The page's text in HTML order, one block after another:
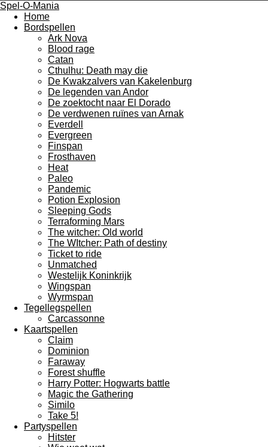
Spel-O-Mania
Home
Bordspellen
Ark Nova
Blood rage
Catan
Cthulhu: Death may die
De Kwakzalvers van Kakelenburg
De legenden van Andor
De zoektocht naar El Dorado
De verdwenen ruïnes van Arnak
Everdell
Evergreen
Finspan
Frosthaven
Heat
Paleo
Pandemic
Potion Explosion
Sleeping Gods
Terraforming Mars
The witcher: Old world
The WItcher: Path of destiny
Ticket to ride
Unmatched
Westelijk Koninkrijk
Wingspan
Wyrmspan
Tegellegspellen
Carcassonne
Kaartspellen
Claim
Dominion
Faraway
Forest shuffle
Harry Potter: Hogwarts battle
Magic the Gathering
Similo
Take 5!
Partyspellen
Hitster